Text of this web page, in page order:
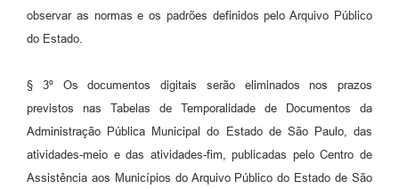
observar as normas e os padrões definidos pelo Arquivo Público
do Estado.
§ 3º Os documentos digitais serão eliminados nos prazos
previstos nas Tabelas de Temporalidade de Documentos da
Administração Pública Municipal do Estado de São Paulo, das
atividades-meio e das atividades-fim, publicadas pelo Centro de
Assistência aos Municípios do Arquivo Público do Estado de São